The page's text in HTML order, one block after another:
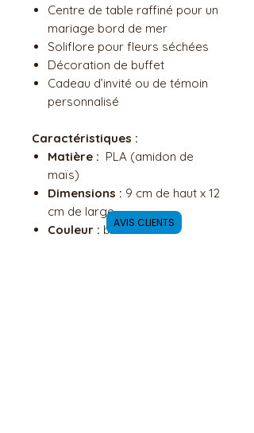
Centre de table raffiné pour un
mariage bord de mer
Soliflore pour fleurs séchées
Décoration de buffet
Cadeau d’invité ou de témoin
personnalisé
Caractéristiques :
Matière : PLA (amidon de
maïs)
Dimensions : 9 cm de haut x 12
cm de large
Couleur : blanc
AVIS CLIENTS